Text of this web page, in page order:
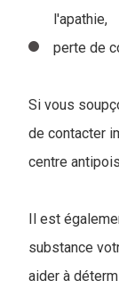
l'apathie,
perte de
Si vous
de contacter
centre
Il est
substance
aider à